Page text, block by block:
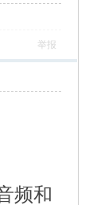
举报
频和